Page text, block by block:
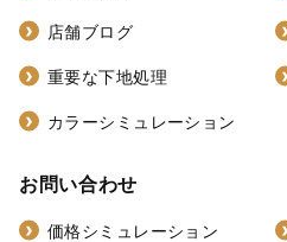
店舗ブログ
重要な下地処理
カラーシミュレーション
お問い合わせ
価格シミュレーション